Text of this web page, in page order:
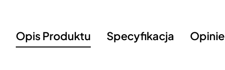
Opis Produktu Specyfikacja Opinie